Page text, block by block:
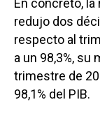
En concreto,
redujo dos
respecto al
a un 98,3%, su
trimestre de
98,1% del PIB.